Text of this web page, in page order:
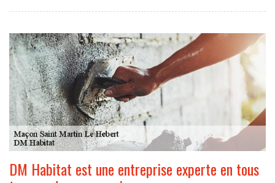
DM Habitat est une entreprise experte en tous